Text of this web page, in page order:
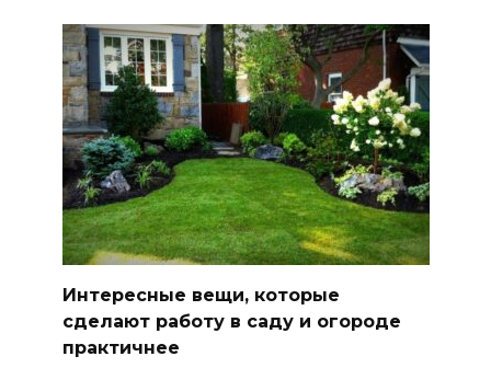
Интересные вещи, которые
сделают работу в саду и огороде
практичнее